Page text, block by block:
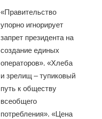
«Правительство
упорно игнорирует
запрет президента на
создание единых
операторов». «Хлеба
и зрелищ – тупиковый
путь к обществу
всеобщего
потребления». «Цена